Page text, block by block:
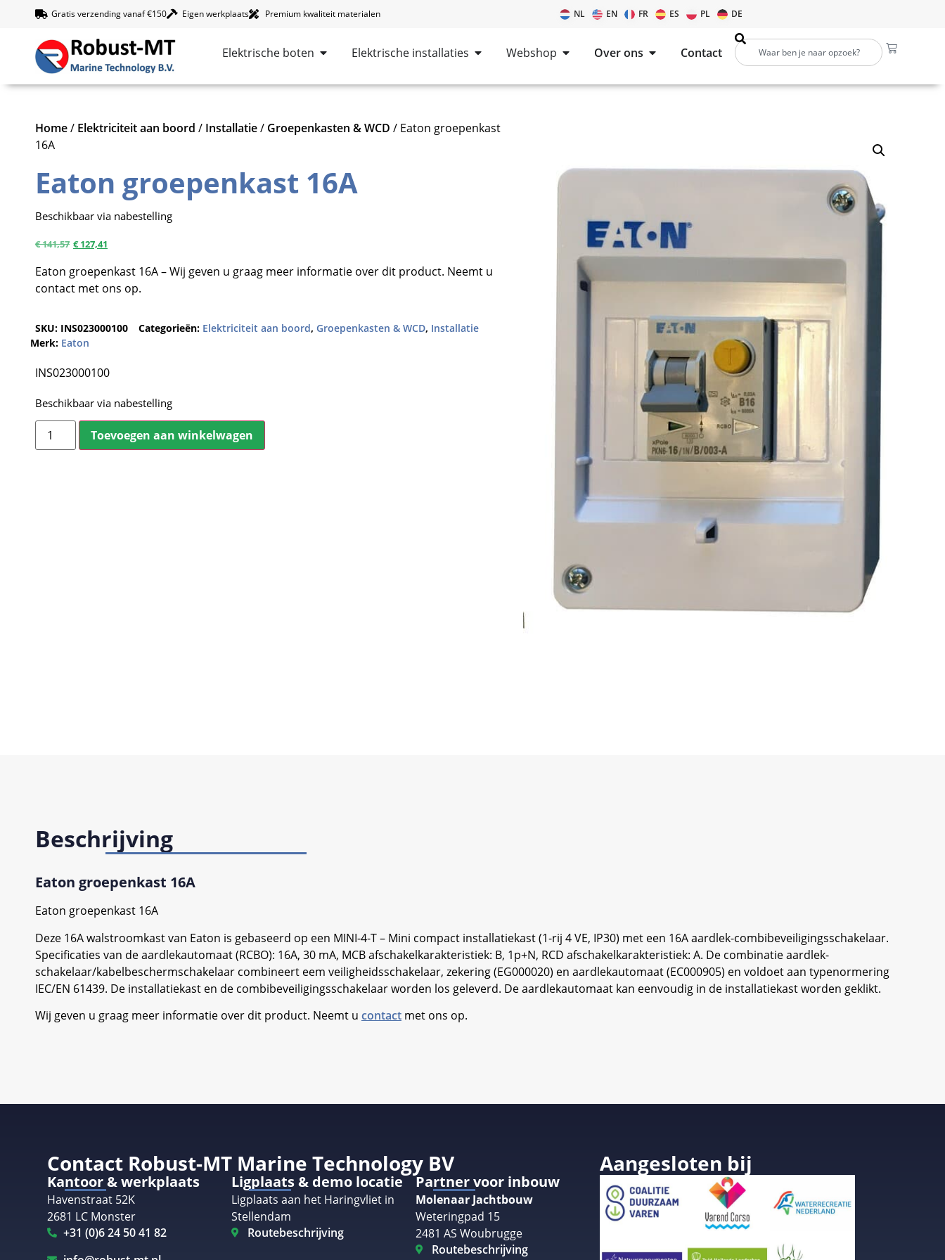
Gratis verzending vanaf €150 Eigen werkplaats Premium kwaliteit materialen NL EN FR ES PL DE
Elektrische boten Elektrische installaties Webshop Over ons Contact
Home/ Elektriciteit aan boord / Installatie/ Groepenkasten & WCD / Eaton groepenkast
16A
Eaton groepenkast 16A
Beschikbaar via nabestelling
€141,57 €127,41
Eaton groepenkast 16A – Wij geven u graag meer informatie over dit product. Neemt u
contact met ons op.
SKU: INS023000100 Categorieën: Elektriciteit aan boord, Groepenkasten & WCD, Installatie
Merk: Eaton
INS023000100
Beschikbaar via nabestelling
Toevoegen aan winkelwagen
Beschrijving
Eaton groepenkast 16A
Eaton groepenkast 16A
Deze 16A walstroomkast van Eaton is gebaseerd op een MINI-4-T – Mini compact installatiekast (1-rij 4 VE, IP30) met een 16A aardlek-combibeveiligingsschakelaar.
Specificaties van de aardlekautomaat (RCBO): 16A, 30 mA, MCB afschakelkarakteristiek: B, 1p+N, RCD afschakelkarakteristiek: A. De combinatie aardlek-
schakelaar/kabelbeschermschakelaar combineert eem veiligheidsschakelaar, zekering (EG000020) en aardlekautomaat (EC000905) en voldoet aan typenormering
IEC/EN 61439. De installatiekast en de combibeveiligingsschakelaar worden los geleverd. De aardlekautomaat kan eenvoudig in de installatiekast worden geklikt.
Wij geven u graag meer informatie over dit product. Neemt u contact met ons op.
Contact Robust-MT Marine Technology BV
Kantoor & werkplaats
Havenstraat 52K
2681 LC Monster
+31 (0)6 24 50 41 82
Ligplaats & demo locatie
Ligplaats aan het Haringvliet in
Stellendam
Routebeschrijving
Partner voor inbouw
Molenaar Jachtbouw
Weteringpad 15
2481 AS Woubrugge
Routebeschrijving
Aangesloten bij